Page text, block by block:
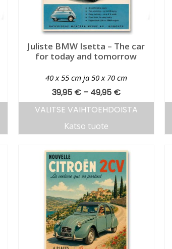
Juliste BMW Isetta – The car
for today and tomorrow
40 x 55 cm ja 50 x 70 cm
39,95 € – 49,95 €
VALITSE VAIHTOEHDOISTA
Katso tuote